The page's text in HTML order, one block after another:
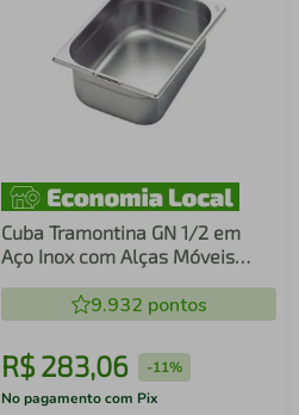
Cuba Tramontina GN 1/2 em
Aço Inox com Alças Móveis
9.932 pontos
R$ 283,06 -11%
No pagamento com Pix